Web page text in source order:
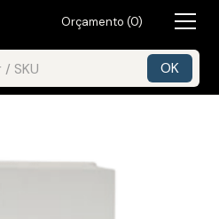
Orçamento (0)